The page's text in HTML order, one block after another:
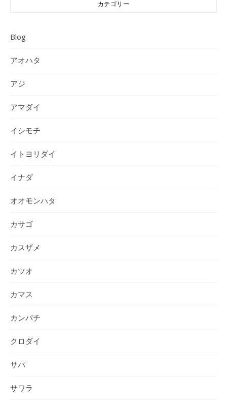
カテゴリー
Blog
アオハタ
アジ
アマダイ
イシモチ
イトヨリダイ
イナダ
オオモンハタ
カサゴ
カスザメ
カツオ
カマス
カンパチ
クロダイ
サバ
サワラ